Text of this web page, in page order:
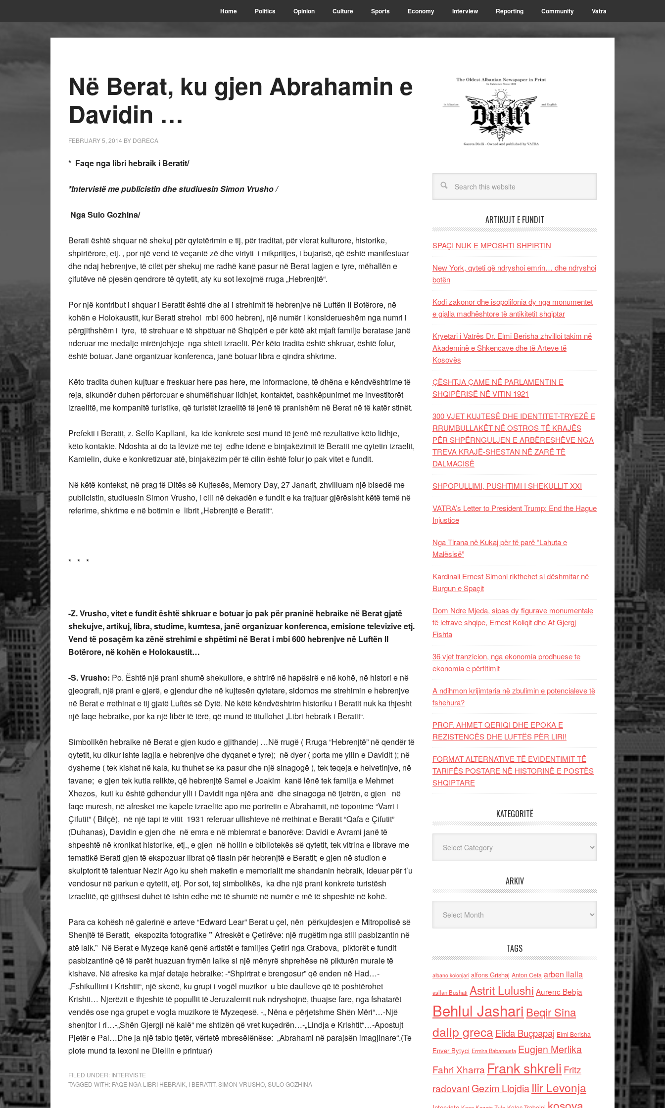
Home Politics Opinion Culture Sports Economy Interview Reporting Community Vatra
Në Berat, ku gjen Abrahamin e
Davidin …
FEBRUARY 5, 2014 BY DGRECA
* Faqe nga libri hebraik i Beratit/
*Intervistë me publicistin dhe studiuesin Simon Vrusho /
Nga Sulo Gozhina/
Berati është shquar në shekuj për qytetërimin e tij, për traditat, për vlerat kulturore, historike,
shpirtërore, etj. , por një vend të veçantë zë dhe virtyti i mikpritjes, i bujarisë, që është manifestuar
dhe ndaj hebrenjve, të cilët për shekuj me radhë kanë pasur në Berat lagjen e tyre, mëhallën e
çifutëve në pjesën qendrore të qytetit, aty ku sot lexojmë rruga „Hebrenjtë“.
Por një kontribut i shquar i Beratit është dhe ai i strehimit të hebrenjve në Luftën II Botërore, në
kohën e Holokaustit, kur Berati strehoi mbi 600 hebrenj, një numër i konsiderueshëm nga numri i
përgjithshëm i tyre, të strehuar e të shpëtuar në Shqipëri e për këtë akt mjaft familje beratase janë
nderuar me medalje mirënjohjeje nga shteti izraelit. Për këto tradita është shkruar, është folur,
është botuar. Janë organizuar konferenca, janë botuar libra e qindra shkrime.
Këto tradita duhen kujtuar e freskuar here pas here, me informacione, të dhëna e këndvështrime të
reja, sikundër duhen përforcuar e shumëfishuar lidhjet, kontaktet, bashkëpunimet me investitorët
izraelitë, me kompanitë turistike, që turistët izraelitë të jenë të pranishëm në Berat në të katër stinët.
Prefekti i Beratit, z. Selfo Kapllani, ka ide konkrete sesi mund të jenë më rezultative këto lidhje,
këto kontakte. Ndoshta ai do ta lëvizë më tej edhe idenë e binjakëzimit të Beratit me qytetin izraelit,
Kamielin, duke e konkretizuar atë, binjakëzim për të cilin është folur jo pak vitet e fundit.
Në këtë kontekst, në prag të Ditës së Kujtesës, Memory Day, 27 Janarit, zhvilluam një bisedë me
publicistin, studiuesin Simon Vrusho, i cili në dekadën e fundit e ka trajtuar gjërësisht këtë temë në
referime, shkrime e në botimin e librit „Hebrenjtë e Beratit“.
* * *
-Z. Vrusho, vitet e fundit është shkruar e botuar jo pak për praninë hebraike në Berat gjatë
shekujve, artikuj, libra, studime, kumtesa, janë organizuar konferenca, emisione televizive etj.
Vend të posaçëm ka zënë strehimi e shpëtimi në Berat i mbi 600 hebrenjve në Luftën II
Botërore, në kohën e Holokaustit…
-S. Vrusho: Po. Është një prani shumë shekullore, e shtrirë në hapësirë e në kohë, në histori e në
gjeografi, një prani e gjerë, e gjendur dhe në kujtesën qytetare, sidomos me strehimin e hebrenjve
në Berat e rrethinat e tij gjatë Luftës së Dytë. Në këtë këndvështrim historiku i Beratit nuk ka thjesht
një faqe hebraike, por ka një libër të tërë, që mund të titullohet „Libri hebraik i Beratit“.
Simbolikën hebraike në Berat e gjen kudo e gjithandej …Në rrugë ( Rruga “Hebrenjtë” në qendër të
qytetit, ku dikur ishte lagjia e hebrenjve dhe dyqanet e tyre); në dyer ( porta me yllin e Davidit ); në
dysheme ( tek kishat në kala, ku thuhet se ka pasur dhe një sinagogë ), tek teqeja e helvetinjve, në
tavane; e gjen tek kutia relikte, që hebrenjtë Samel e Joakim kanë lënë tek familja e Mehmet
Xhezos, kuti ku është gdhendur ylli i Davidit nga njëra anë dhe sinagoga në tjetrën, e gjen në
faqe muresh, në afresket me kapele izraelite apo me portretin e Abrahamit, në toponime “Varri i
Çifutit” ( Bilçë), në një tapi të vitit 1931 referuar ullishteve në rrethinat e Beratit “Qafa e Çifutit”
(Duhanas), Davidin e gjen dhe në emra e në mbiemrat e banorëve: Davidi e Avrami janë të
shpeshtë në kronikat historike, etj., e gjen në hollin e bibliotekës së qytetit, tek vitrina e librave me
tematikë Berati gjen të ekspozuar librat që flasin për hebrenjtë e Beratit; e gjen në studion e
skulptorit të talentuar Nezir Ago ku sheh maketin e memorialit me shandanin hebraik, ideuar për t’u
vendosur në parkun e qytetit, etj. Por sot, tej simbolikës, ka dhe një prani konkrete turistësh
izraelitë, që gjithsesi duhet të ishin edhe më të shumtë në numër e më të shpeshtë në kohë.
Para ca kohësh në galerinë e arteve “Edward Lear” Berat u çel, nën përkujdesjen e Mitropolisë së
Shenjtë të Beratit, ekspozita fotografike ” Afreskët e Çetirëve: një rrugëtim nga stili pasbizantin në
atë laik.” Në Berat e Myzeqe kanë qenë artistët e familjes Çetiri nga Grabova, piktorët e fundit
pasbizantinë që të parët huazuan frymën laike si një mënyrë shprehëse në pikturën murale të
kishave. Në afreske ka mjaf detaje hebraike: -“Shpirtrat e brengosur” që enden në Had…-
„Fshikullimi i Krishtit“, një skenë, ku grupi i vogël muzikor u bie daulleve që të poshtërohet
Krishti… Njerëzit e thjeshtë të popullit të Jeruzalemit nuk ndryshojnë, thuajse fare, nga fshatarët
vendës ose nga grupet e vogla muzikore të Myzeqesë. -„ Nëna e përjetshme Shën Mëri“…-Një
shenjtor i ri…-„Shën Gjergji në kalë“ me shtizën që vret kuçedrën…-„Lindja e Krishtit“…-Apostujt
Pjetër e Pal…Dhe ja një tablo tjetër, vërtetë mbresëlënëse: „Abrahami në parajsën imagjinare“.(Te
plote mund ta lexoni ne Diellin e printuar)
FILED UNDER: INTERVISTE
TAGGED WITH: FAQE NGA LIBRI HEBRAIK I BERATIT, SIMON VRUSHO SULO GOZHINA
ARTIKUJT E FUNDIT
SPAÇI NUK E MPOSHTI SHPIRTIN
New York, qyteti që ndryshoi emrin… dhe ndryshoi
botën
Kodi zakonor dhe isopolifonia dy nga monumentet
e gjalla madhështore të antikitetit shqiptar
Kryetari i Vatrës Dr. Elmi Berisha zhvilloi takim në
Akademinë e Shkencave dhe të Arteve të
Kosovës
ÇËSHTJA ÇAME NË PARLAMENTIN E
SHQIPËRISË NË VITIN 1921
300 VJET KUJTESË DHE IDENTITET-TRYEZË E
RRUMBULLAKËT NË OSTROS TË KRAJËS
PËR SHPËRNGULJEN E ARBËRESHËVE NGA
TREVA KRAJË-SHESTAN NË ZARË TË
DALMACISË
SHPOPULLIMI, PUSHTIMI I SHEKULLIT XXI
VATRA’s Letter to President Trump: End the Hague
Injustice
Nga Tirana në Kukaj për të parë “Lahuta e
Malësisë”
Kardinali Ernest Simoni rikthehet si dëshmitar në
Burgun e Spaçit
Dom Ndre Mjeda, sipas dy figurave monumentale
të letrave shqipe, Ernest Koliqit dhe At Gjergj
Fishta
36 vjet tranzicion, nga ekonomia prodhuese te
ekonomia e përfitimit
A ndihmon krijimtaria në zbulimin e potencialeve të
fshehura?
PROF. AHMET QERIQI DHE EPOKA E
REZISTENCЁS DHE LUFTЁS PЁR LIRI!
FORMAT ALTERNATIVE TË EVIDENTIMIT TË
TARIFËS POSTARE NË HISTORINË E POSTËS
SHQIPTARE
KATEGORITË
ARKIV
TAGS
albano kolonjari alfons Grishaj Anton Cefa arben llalla
asllan Bushati Astrit Lulushi Aurenc Bebja
Behlul Jashari Beqir Sina
dalip grecaElida Buçpapaj Elmi Berisha
Enver Bytyci Ermira Babamusta Eugjen Merlika
Fahri Xharra Frank shkreli Fritz
radovaniGezim Llojdia Ilir Levonja